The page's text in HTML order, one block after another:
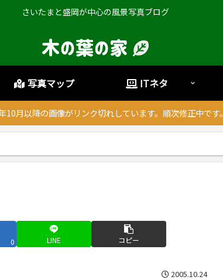
さいたまと盛岡が中心の風景写真ブログ
写真マップ ITネタ
10月以降の画像がリンク切れしています。順次修正中です。
0 LINE コピー
2005.10.24